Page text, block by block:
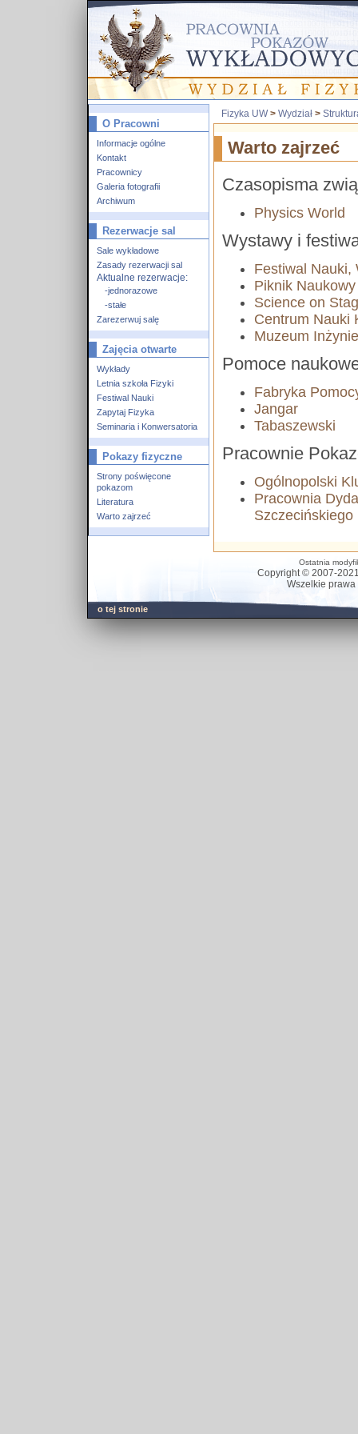
O Pracowni
Informacje ogólne
Kontakt
Pracownicy
Galeria fotografii
Archiwum
Rezerwacje sal
Sale wykładowe
Zasady rezerwacji sal
Aktualne rezerwacje:
-jednorazowe
-stałe
Zarezerwuj salę
Zajęcia otwarte
Wykłady
Letnia szkoła Fizyki
Festiwal Nauki
Zapytaj Fizyka
Seminaria i Konwersatoria
Pokazy fizyczne
Strony poświęcone
pokazom
Literatura
Warto zajrzeć
Fizyka UW> Wydział >
Warto zajrzeć
Czasopisma
Physics World
Wystawy i
Festiwal Nauki,
Piknik
Science on
Centrum Nauki
Muzeum
Pomoce
Fabryka
Jangar
Tabaszewski
Pracownie
Ogólnopolski
Pracownia
Szczecińskiego
Ostatnia
Copyright © 2007-
Wszelkie prawa
o tej stronie